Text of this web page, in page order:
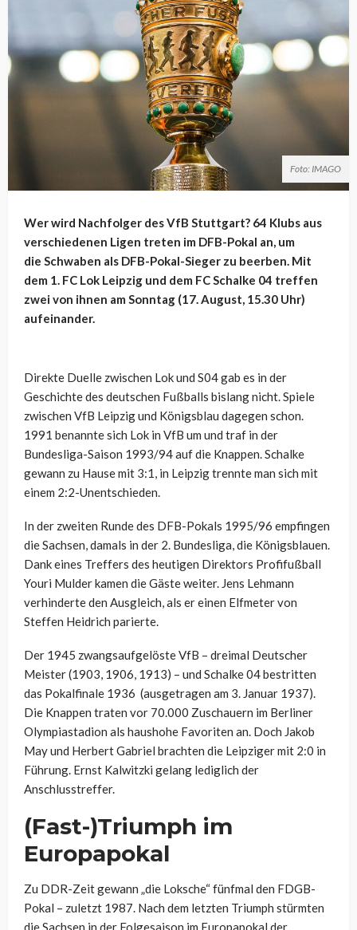
Foto: IMAGO
Wer wird Nachfolger des VfB Stuttgart? 64 Klubs aus
verschiedenen Ligen treten im DFB-Pokal an, um
die Schwaben als DFB-Pokal-Sieger zu beerben. Mit
dem 1. FC Lok Leipzig und dem FC Schalke 04 treffen
zwei von ihnen am Sonntag (17. August, 15.30 Uhr)
aufeinander.
Direkte Duelle zwischen Lok und S04 gab es in der
Geschichte des deutschen Fußballs bislang nicht. Spiele
zwischen VfB Leipzig und Königsblau dagegen schon.
1991 benannte sich Lok in VfB um und traf in der
Bundesliga-Saison 1993/94 auf die Knappen. Schalke
gewann zu Hause mit 3:1, in Leipzig trennte man sich mit
einem 2:2-Unentschieden.
In der zweiten Runde des DFB-Pokals 1995/96 empfingen
die Sachsen, damals in der 2. Bundesliga, die Königsblauen.
Dank eines Treffers des heutigen Direktors Profifußball
Youri Mulder kamen die Gäste weiter. Jens Lehmann
verhinderte den Ausgleich, als er einen Elfmeter von
Steffen Heidrich parierte.
Der 1945 zwangsaufgelöste VfB – dreimal Deutscher
Meister (1903, 1906, 1913) – und Schalke 04 bestritten
das Pokalfinale 1936 (ausgetragen am 3. Januar 1937).
Die Knappen traten vor 70.000 Zuschauern im Berliner
Olympiastadion als haushohe Favoriten an. Doch Jakob
May und Herbert Gabriel brachten die Leipziger mit 2:0 in
Führung. Ernst Kalwitzki gelang lediglich der
Anschlusstreffer.
(Fast-)Triumph im
Europapokal
Zu DDR-Zeit gewann „die Loksche“ fünfmal den FDGB-
Pokal – zuletzt 1987. Nach dem letzten Triumph stürmten
die Sachsen in der Folgesaison im Europapokal der